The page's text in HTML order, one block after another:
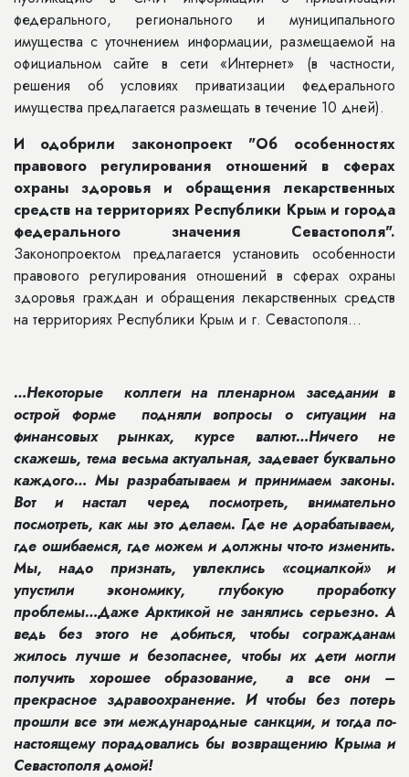
федерального, регионального и муниципального
имущества с уточнением информации, размещаемой на
официальном сайте в сети «Интернет» (в частности,
решения об условиях приватизации федерального
имущества предлагается размещать в течение 10 дней).
И одобрили законопроект "Об особенностях
правового регулирования отношений в сферах
охраны здоровья и обращения лекарственных
средств на территориях Республики Крым и города
федерального значения Севастополя".
Законопроектом предлагается установить особенности
правового регулирования отношений в сферах охраны
здоровья граждан и обращения лекарственных средств
на территориях Республики Крым и г. Севастополя…
…Некоторые коллеги на пленарном заседании в
острой форме подняли вопросы о ситуации на
финансовых рынках, курсе валют…Ничего не
скажешь, тема весьма актуальная, задевает буквально
каждого… Мы разрабатываем и принимаем законы.
Вот и настал черед посмотреть, внимательно
посмотреть, как мы это делаем. Где не дорабатываем,
где ошибаемся, где можем и должны что-то изменить.
Мы, надо признать, увлеклись «социалкой» и
упустили экономику, глубокую проработку
проблемы…Даже Арктикой не занялись серьезно. А
ведь без этого не добиться, чтобы согражданам
жилось лучше и безопаснее, чтобы их дети могли
получить хорошее образование, а все они –
прекрасное здравоохранение. И чтобы без потерь
прошли все эти международные санкции, и тогда по-
настоящему порадовались бы возвращению Крыма и
Севастополя домой!